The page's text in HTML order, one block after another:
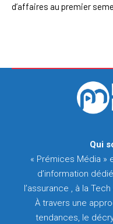
d’affaires au premier
Qui
« Prémices Média »
d’information
l’assurance , à la
À travers une
tendances, le